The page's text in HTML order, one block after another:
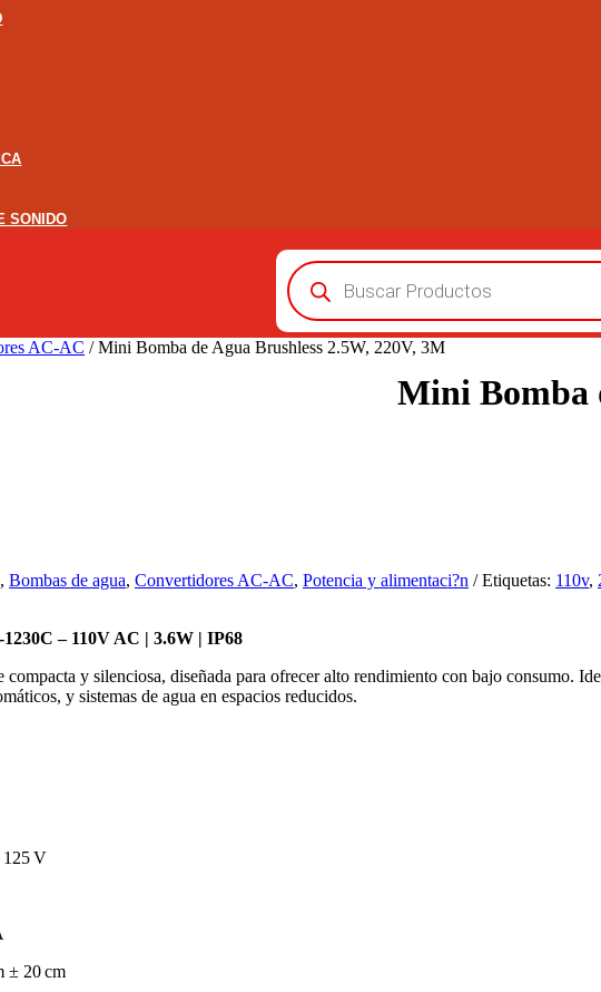
SONIDO
Búsqueda
de
productos
AC-AC / Mini Bomba de Agua Brushless 2.5W, 220V, 3M
Mini Bomba
, Bombas de agua, Convertidores AC-AC, Potencia y alimentaci?n Etiquetas: 110v,
– 110V AC | 3.6W | IP68
compacta y silenciosa, diseñada para ofrecer alto rendimiento con bajo consumo.
y sistemas de agua en espacios reducidos.
125 V
± 20 cm